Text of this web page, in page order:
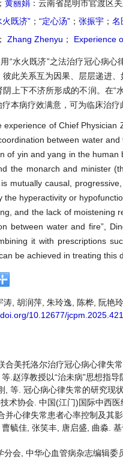
黄丽娟 ：云南省昆明市官渡区
火既济” ； “定心汤” ； 张振宇 ； 名
； Zhang Zhenyu ； Experience
“水火既济”之法治疗冠心病
此关系互为因果、层层递进
上下不济所形成的不润。在
本病疗效满意，可为临床治疗
experience of Chief
between water
of yin and yang in the
the monarch and minister
mutually causal,
the hyperactivity or
and the lack of moistening
between water and fire”,
it with prescriptions
be achieved in treating this
涛, 胡润萍, 朱玲逸, 陈桦, 阮艳
10.12677/
合美托洛尔治疗冠心病心律失
.赵淳教授以“治未病”思想指
, 等. 冠心病心律失常的研究现
术协会. 中国(江门)国际中西
并心律失常患者心率控制及其
毓佳, 张笑丰, 唐启盛, 曲淼.
分会, 中华心血管病杂志编辑